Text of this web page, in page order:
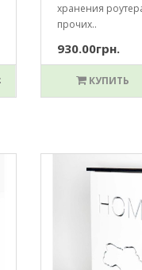
хранения
прочих..
930.00грн.
КУПИТЬ